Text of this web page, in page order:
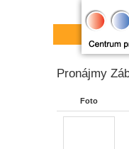
Pronájmy
Foto